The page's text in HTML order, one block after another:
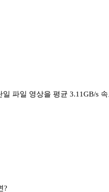
일 파일 영상을 평균 3.11GB/s
?